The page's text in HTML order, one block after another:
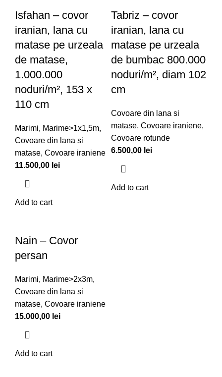
Isfahan – covor
iranian, lana cu
matase pe urzeala
de matase,
1.000.000
noduri/m², 153 x
110 cm
Marimi, Marime>1x1,5m,
Covoare din lana si
matase, Covoare iraniene
11.500,00 lei
Add to cart
Tabriz – covor
iranian, lana cu
matase pe urzeala
de bumbac 800.000
noduri/m², diam 102
cm
Covoare din lana si
matase, Covoare iraniene,
Covoare rotunde
6.500,00 lei
Add to cart
Nain – Covor
persan
Marimi, Marime>2x3m,
Covoare din lana si
matase, Covoare iraniene
15.000,00 lei
Add to cart